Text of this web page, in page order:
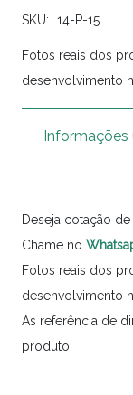
SKU: 14-P-15
Fotos reais dos
desenvolvimento
Informações
Deseja cotação de
Chame no
Fotos reais dos
desenvolvimento
As referência de
produto.